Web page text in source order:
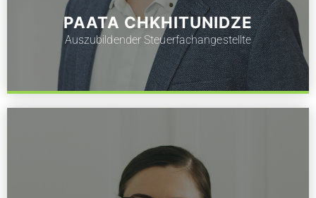
PAATA CHKHITUNIDZE
Auszubildender Steuerfachangestellte